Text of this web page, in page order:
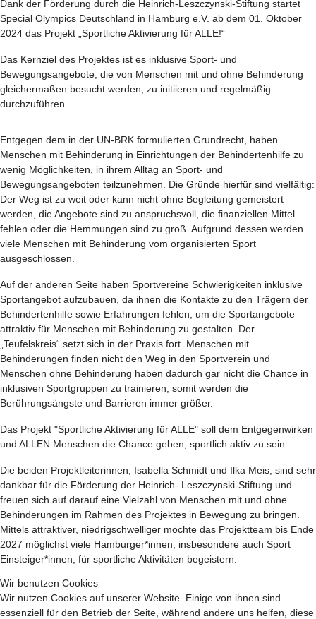
Dank der Förderung durch die Heinrich-Leszczynski-Stiftung startet
Special Olympics Deutschland in Hamburg e.V. ab dem 01. Oktober
2024 das Projekt „Sportliche Aktivierung für ALLE!“
Das Kernziel des Projektes ist es inklusive Sport- und
Bewegungsangebote, die von Menschen mit und ohne Behinderung
gleichermaßen besucht werden, zu initiieren und regelmäßig
durchzuführen.
Entgegen dem in der UN-BRK formulierten Grundrecht, haben
Menschen mit Behinderung in Einrichtungen der Behindertenhilfe zu
wenig Möglichkeiten, in ihrem Alltag an Sport- und
Bewegungsangeboten teilzunehmen. Die Gründe hierfür sind vielfältig:
Der Weg ist zu weit oder kann nicht ohne Begleitung gemeistert
werden, die Angebote sind zu anspruchsvoll, die finanziellen Mittel
fehlen oder die Hemmungen sind zu groß. Aufgrund dessen werden
viele Menschen mit Behinderung vom organisierten Sport
ausgeschlossen.
Auf der anderen Seite haben Sportvereine Schwierigkeiten inklusive
Sportangebot aufzubauen, da ihnen die Kontakte zu den Trägern der
Behindertenhilfe sowie Erfahrungen fehlen, um die Sportangebote
attraktiv für Menschen mit Behinderung zu gestalten. Der
„Teufelskreis“ setzt sich in der Praxis fort. Menschen mit
Behinderungen finden nicht den Weg in den Sportverein und
Menschen ohne Behinderung haben dadurch gar nicht die Chance in
inklusiven Sportgruppen zu trainieren, somit werden die
Berührungsängste und Barrieren immer größer.
Das Projekt "Sportliche Aktivierung für ALLE" soll dem Entgegenwirken
und ALLEN Menschen die Chance geben, sportlich aktiv zu sein.
Die beiden Projektleiterinnen, Isabella Schmidt und Ilka Meis, sind sehr
dankbar für die Förderung der Heinrich- Leszczynski-Stiftung und
freuen sich auf darauf eine Vielzahl von Menschen mit und ohne
Behinderungen im Rahmen des Projektes in Bewegung zu bringen.
Mittels attraktiver, niedrigschwelliger möchte das Projektteam bis Ende
2027 möglichst viele Hamburger*innen, insbesondere auch Sport
Einsteiger*innen, für sportliche Aktivitäten begeistern.
Wir benutzen Cookies
Wir nutzen Cookies auf unserer Website. Einige von ihnen sind
essenziell für den Betrieb der Seite, während andere uns helfen, diese